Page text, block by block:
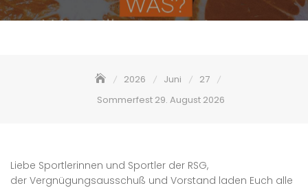
2026 Juni
27
Sommerfest 29. August 2026
Liebe Sportlerinnen und Sportler der RSG,
der Vergnügungsausschuß und Vorstand laden Euch alle